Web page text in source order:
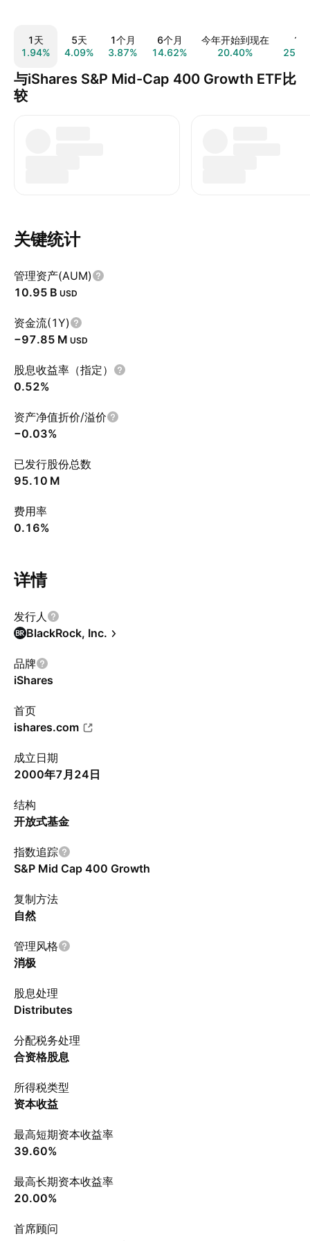
1天
1.94%
5天
4.09%
1个月
3.87%
6个月
14.62%
今年开始到现在
20.40%
1年
与iShares S&P Mid-Cap 400 Growth ETF比
较
关键统计
管理资产(AUM)
‪10.95 B‬ USD
资金流(1Y)
‪−97.85 M‬ USD
股息收益率（指定）
0.52%
资产净值折价/溢价
−0.03%
已发行股份总数
‪95.10 M‬
费用率
0.16%
详情
发行人
BlackRock, Inc.
品牌
iShares
首页
ishares.com
成立日期
2000年7月24日
结构
开放式基金
指数追踪
S&P Mid Cap 400 Growth
复制方法
自然
管理风格
消极
股息处理
Distributes
分配税务处理
合资格股息
所得税类型
资本收益
最高短期资本收益率
39.60%
最高长期资本收益率
20.00%
首席顾问